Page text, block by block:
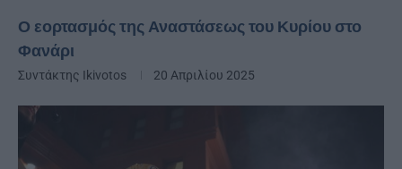
Ο εορτασμός της Αναστάσεως του Κυρίου στο
Φανάρι
Συντάκτης Ikivotos 20 Απριλίου 2025